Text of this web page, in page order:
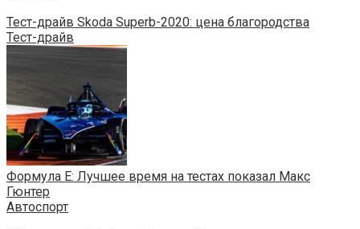
Тест-драйв Skoda Superb-2020: цена благородства
Тест-драйв
Формула E: Лучшее время на тестах показал Макс
Гюнтер
Автоспорт